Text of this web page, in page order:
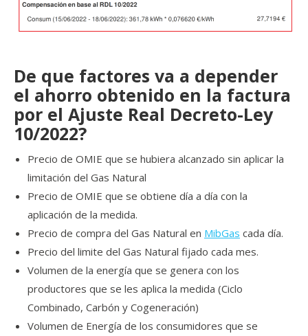
De que factores va a depender
el ahorro obtenido en la factura
por el Ajuste Real Decreto-Ley
10/2022?
Precio de OMIE que se hubiera alcanzado sin aplicar la
limitación del Gas Natural
Precio de OMIE que se obtiene día a día con la
aplicación de la medida.
Precio de compra del Gas Natural en MibGas cada día.
Precio del limite del Gas Natural fijado cada mes.
Volumen de la energía que se genera con los
productores que se les aplica la medida (Ciclo
Combinado, Carbón y Cogeneración)
Volumen de Energía de los consumidores que se